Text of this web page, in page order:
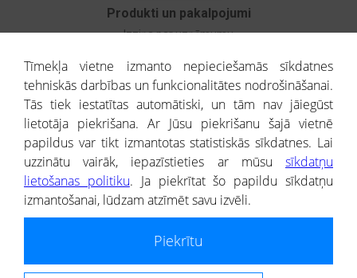
Produkti un pakalpojumi
Izziņa par uzņēmumu
Dzimtas koks
Uzņēmumu atlase
Monitorings
Kredītizziņa par ārvalstu uzņēmumiem
® CREDITREFORM Latvija
SIA
Portāla ietvaros saņemtajai informācijai ir uzziņas raksturs, un tai nav
Tīmekļa vietne izmanto nepieciešamās sīkdatnes
tehniskās darbības un funkcionalitātes nodrošināšanai.
Tās tiek iestatītas automātiski, un tām nav jāiegūst
lietotāja piekrišana. Ar Jūsu piekrišanu šajā vietnē
papildus var tikt izmantotas statistiskās sīkdatnes. Lai
uzzinātu vairāk, iepazīstieties ar mūsu sīkdatņu
lietošanas politiku. Ja piekrītat šo papildu sīkdatņu
izmantošanai, lūdzam atzīmēt savu izvēli.
Piekrītu